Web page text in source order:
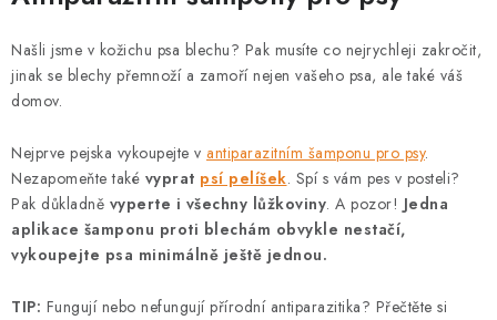
Našli jsme v kožichu psa blechu? Pak musíte co nejrychleji zakročit,
jinak se blechy přemnoží a zamoří nejen vašeho psa, ale také váš
domov.
Nejprve pejska vykoupejte v antiparazitním šamponu pro psy.
Nezapomeňte také vyprat psí pelíšek. Spí s vám pes v posteli?
Pak důkladně vyperte i všechny lůžkoviny. A pozor! Jedna
aplikace šamponu proti blechám obvykle nestačí,
vykoupejte psa minimálně ještě jednou.
TIP: Fungují nebo nefungují přírodní antiparazitika? Přečtěte si